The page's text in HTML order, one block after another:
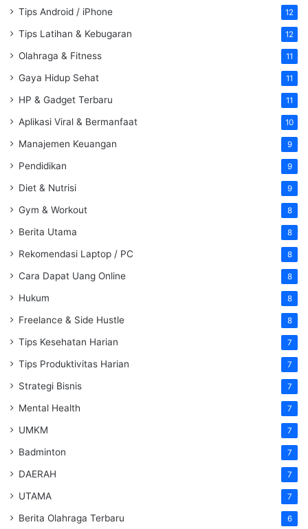
Tips Android / iPhone 12
Tips Latihan & Kebugaran 12
Olahraga & Fitness 11
Gaya Hidup Sehat 11
HP & Gadget Terbaru 11
Aplikasi Viral & Bermanfaat 10
Manajemen Keuangan 9
Pendidikan 9
Diet & Nutrisi 9
Gym & Workout 8
Berita Utama 8
Rekomendasi Laptop / PC 8
Cara Dapat Uang Online 8
Hukum 8
Freelance & Side Hustle 8
Tips Kesehatan Harian 7
Tips Produktivitas Harian 7
Strategi Bisnis 7
Mental Health 7
UMKM 7
Badminton 7
DAERAH 7
UTAMA 7
Berita Olahraga Terbaru 6